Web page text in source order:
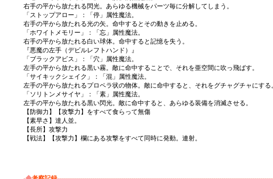
右手の平から放たれる閃光。あらゆる機械をパーツ毎に分解してしまう。
「ストップアロー」：「停」属性魔法。
右手の平から放たれる光の矢。命中するとその動きを止める。
「ホワイトメモリー」：「忘」属性魔法。
右手の平から放たれる白い球体。命中すると記憶を失う。
『悪魔の左手（デビルレフトハンド）』
「ブラックアビス」：「穴」属性魔法。
左手の平から放たれる黒い霧。敵に命中することで、それを亜空間に吹っ飛ばす。
「サイキックシェイク」：「混」属性魔法。
左手の平から放たれるプロペラ状の物体。敵に命中すると、それをグチャグチャにする
「ソリトンメサイヤ」：「素」属性魔法。
左手の平から放たれる黒い閃光。敵に命中すると、あらゆる装備を消滅させる。
【防御力】【攻撃力】をすべて食らって無傷
【素早さ】達人並。
【長所】攻撃力
【戦法】【攻撃力】欄にある攻撃をすべて同時に発動。連射。